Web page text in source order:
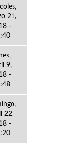
21,
-
9,
-
22,
-